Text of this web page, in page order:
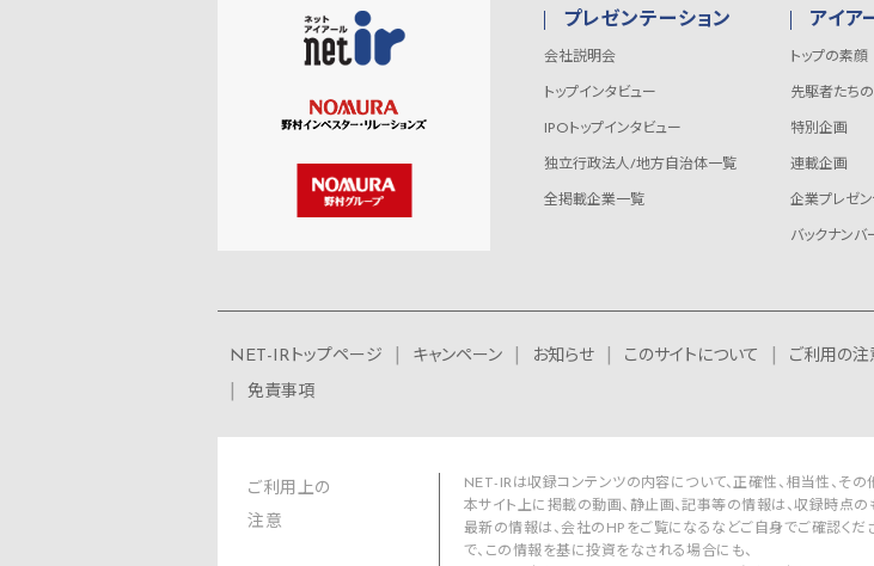
プレゼンテーション
会社説明会
トップインタビュー
IPOトップインタビュー
独立行政法人/地方自治体一覧
全掲載企業一覧
アイ
トップの素顔
先駆者たち
特別企画
連載企画
企業プレゼン
バックナンバ
NET-IRトップページ キャンペーン お知らせ このサイトについて ご利用の注
免責事項
ご利用上の
注意
NET-IRは収録コンテンツの内容について、正確性、相当性、そ
本サイト上に掲載の動画、静止画、記事等の情報は、収録時点の
最新の情報は、会社のHPをご覧になるなどご自身でご確認くだ
で、この情報を基に投資をなされる場合にも、